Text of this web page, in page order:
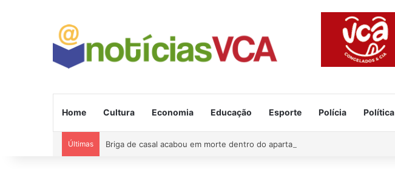
Home Cultura Economia Educação Esporte Polícia Política
Últimas Briga de casal acabou em morte dentro do apartamento